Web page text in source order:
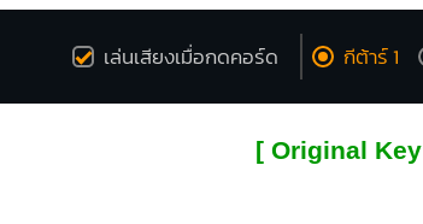
เล่นเสียงเมื่อกดคอร์ด กีต้าร์ 1
[ Original